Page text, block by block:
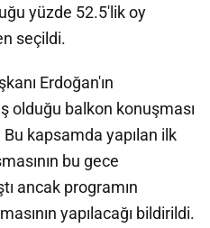
yüzde 52.5'lik oy
seçildi.
Erdoğan'ın
olduğu balkon konuşması
kapsamda yapılan ilk
bu gece
ancak programın
yapılacağı bildirildi.